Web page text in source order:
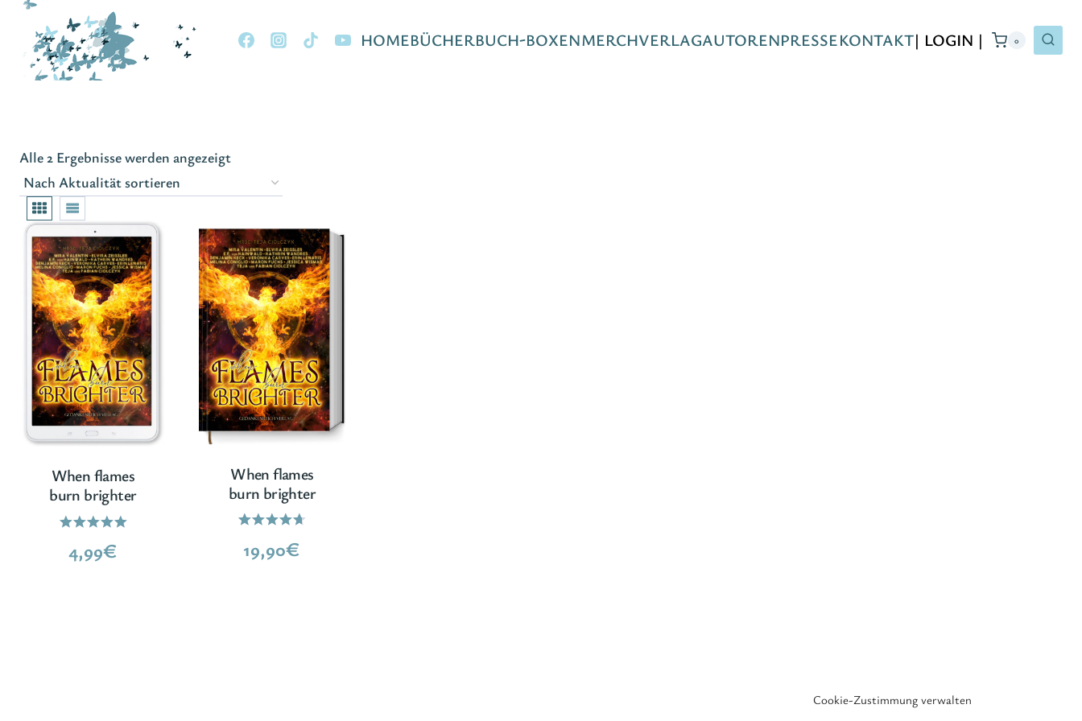
Cookie-Zustimmung verwalten
Zum
Inhalt
springen
HOMEBÜCHERBUCH-BOXENMERCHVERLAGAUTORENPRESSEKONTAKT| LOGIN | 0
Alle 2 Ergebnisse werden angezeigtNach
Aktualität
When flames
burn brighter
Bewertet
mit
4,99€
When flames
burn brighter
Bewertet
mit
19,90€